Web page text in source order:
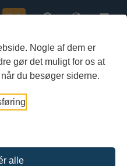
Nogle af dem er
gør det muligt for os at
du besøger siderne.
alle
Køb
sidste
juli
Vind jævn SØ. Hundredvis